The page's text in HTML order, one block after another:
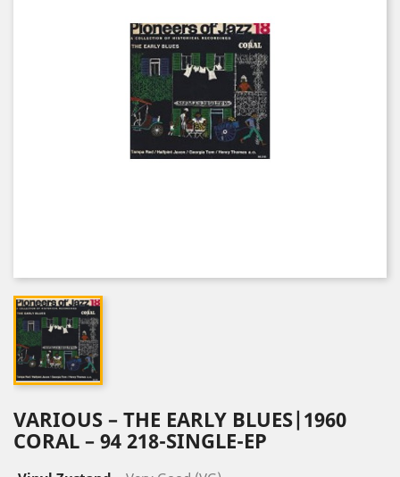
VARIOUS ‎– THE EARLY BLUES|1960
CORAL ‎– 94 218-SINGLE-EP